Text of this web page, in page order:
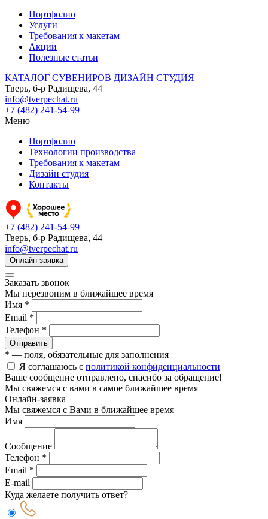
Портфолио
Услуги
Требования к макетам
Акции
Полезные статьи
КАТАЛОГ СУВЕНИРОВ ДИЗАЙН СТУДИЯ
Тверь, б-р Радищева, 44
info@tverpechat.ru
+7 (482) 241-54-99
Меню
Портфолио
Технологии производства
Требования к макетам
Дизайн студия
Контакты
+7 (482) 241-54-99
Тверь, б-р Радищева, 44
info@tverpechat.ru
Онлайн-заявка
Заказать звонок
Мы перезвоним в ближайшее время
Имя *
Email *
Телефон *
Отправить
* — поля, обязательные для заполнения
Я соглашаюсь с политикой конфиденциальности
Ваше сообщение отправлено, спасибо за обращение!
Мы свяжемся с вами в самое ближайшее время
Онлайн-заявка
Мы свяжемся с Вами в ближайшее время
Имя
Сообщение
Телефон *
Email *
E-mail
Куда желаете получить ответ?